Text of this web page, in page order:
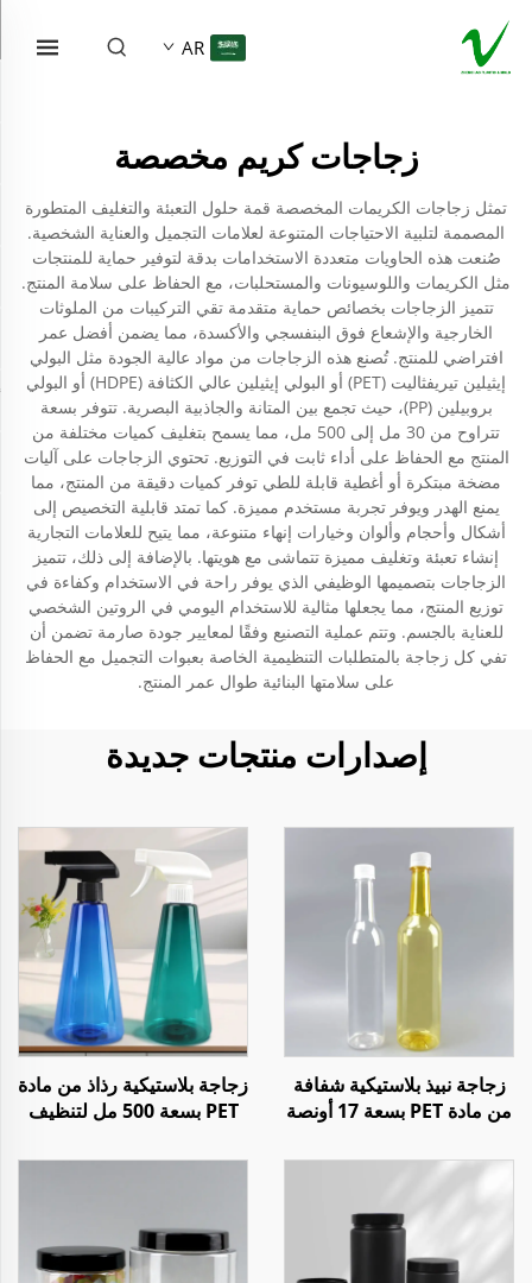
AR
زجاجات كريم مخصصة
تمثل زجاجات الكريمات المخصصة قمة حلول التعبئة والتغليف المتطورة
المصممة لتلبية الاحتياجات المتنوعة لعلامات التجميل والعناية الشخصية.
صُنعت هذه الحاويات متعددة الاستخدامات بدقة لتوفير حماية للمنتجات
مثل الكريمات واللوسيونات والمستحلبات، مع الحفاظ على سلامة المنتج.
تتميز الزجاجات بخصائص حماية متقدمة تقي التركيبات من الملوثات
الخارجية والإشعاع فوق البنفسجي والأكسدة، مما يضمن أفضل عمر
افتراضي للمنتج. تُصنع هذه الزجاجات من مواد عالية الجودة مثل البولي
إيثيلين تيريفثاليت (PET) أو البولي إيثيلين عالي الكثافة (HDPE) أو البولي
بروبيلين (PP)، حيث تجمع بين المتانة والجاذبية البصرية. تتوفر بسعة
تتراوح من 30 مل إلى 500 مل، مما يسمح بتغليف كميات مختلفة من
المنتج مع الحفاظ على أداء ثابت في التوزيع. تحتوي الزجاجات على آليات
مضخة مبتكرة أو أغطية قابلة للطي توفر كميات دقيقة من المنتج، مما
يمنع الهدر ويوفر تجربة مستخدم مميزة. كما تمتد قابلية التخصيص إلى
أشكال وأحجام وألوان وخيارات إنهاء متنوعة، مما يتيح للعلامات التجارية
إنشاء تعبئة وتغليف مميزة تتماشى مع هويتها. بالإضافة إلى ذلك، تتميز
الزجاجات بتصميمها الوظيفي الذي يوفر راحة في الاستخدام وكفاءة في
توزيع المنتج، مما يجعلها مثالية للاستخدام اليومي في الروتين الشخصي
للعناية بالجسم. وتتم عملية التصنيع وفقًا لمعايير جودة صارمة تضمن أن
تفي كل زجاجة بالمتطلبات التنظيمية الخاصة بعبوات التجميل مع الحفاظ
على سلامتها البنائية طوال عمر المنتج.
إصدارات منتجات جديدة
زجاجة نبيذ بلاستيكية شفافة
من مادة PET بسعة 17 أونصة
وعصير المشروبات والشمبانيا
زجاجة بلاستيكية رذاذ من مادة
PET بسعة 500 مل لتنظيف